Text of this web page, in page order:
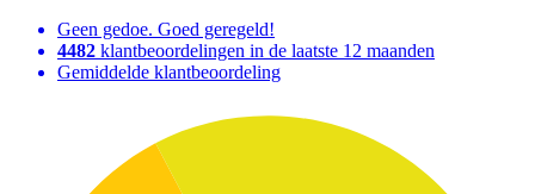
Geen gedoe. Goed geregeld!
4482 klantbeoordelingen in de laatste 12 maanden
Gemiddelde klantbeoordeling